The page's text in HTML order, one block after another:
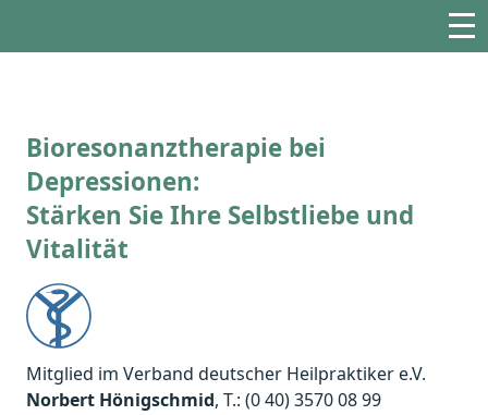
Bioresonanztherapie bei
Depressionen:
Stärken Sie Ihre Selbstliebe und
Vitalität
Mitglied im Verband deutscher Heilpraktiker e.V.
Norbert Hönigschmid, T.: (0 40) 3570 08 99